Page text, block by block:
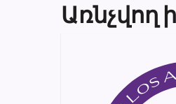
Առնչվող